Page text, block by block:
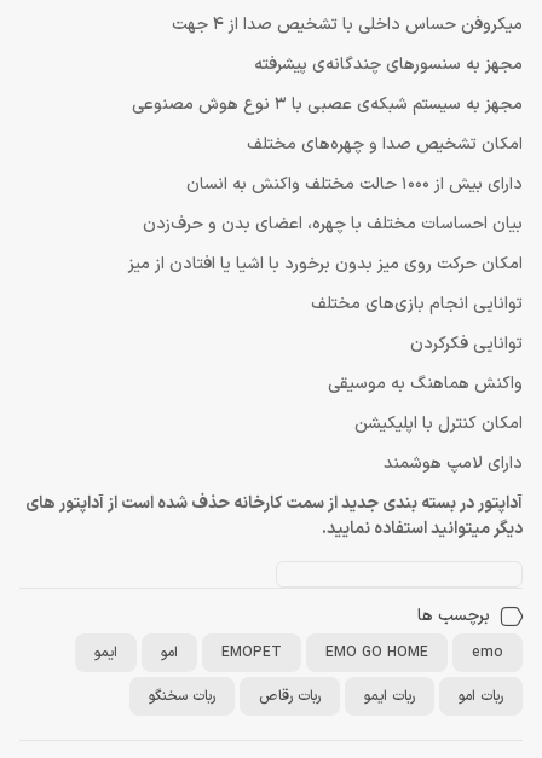
میکروفن حساس داخلی با تشخیص صدا از 4 جهت
مجهز به سنسورهای چندگانه‌ی پیشرفته
مجهز به سیستم شبکه‌ی عصبی با 3 نوع هوش مصنوعی
امکان تشخیص صدا و چهره‌های مختلف
دارای بیش از 1000 حالت مختلف واکنش به انسان
بیان احساسات مختلف با چهره، اعضای بدن و حرف‌زدن
امکان حرکت روی میز بدون برخورد با اشیا یا افتادن از میز
توانایی انجام بازی‌های مختلف
توانایی فکرکردن
واکنش هماهنگ به موسیقی
امکان کنترل با اپلیکیشن
دارای لامپ هوشمند
آداپتور در بسته بندی جدید از سمت کارخانه حذف شده است از آداپتور های
دیگر میتوانید استفاده نمایید.
برچسب ها
emo
EMO GO HOME
EMOPET امو
ايمو
ربات امو
ربات ايمو ربات رقاص ربات سخنگو